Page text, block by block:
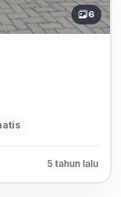
6
5 tahun lalu